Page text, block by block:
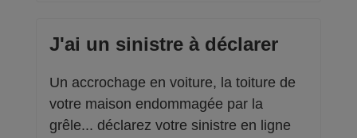
J'ai un sinistre à déclarer
Un accrochage en voiture, la toiture de
votre maison endommagée par la
grêle... déclarez votre sinistre en ligne